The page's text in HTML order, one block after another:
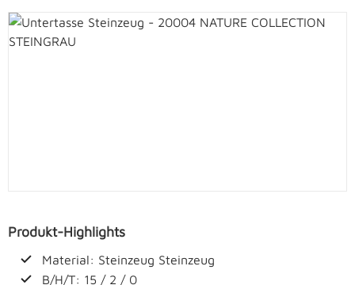
Bildergalerie überspringen
Produkt-Highlights
Material: Steinzeug Steinzeug
B/H/T: 15 / 2 / 0